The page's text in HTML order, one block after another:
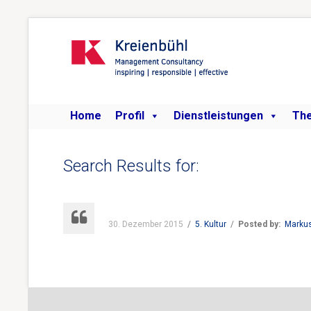
Home Profil Dienstleistungen
Search Results for:
30. Dezember 2015 / 5. Kultur / Posted by: